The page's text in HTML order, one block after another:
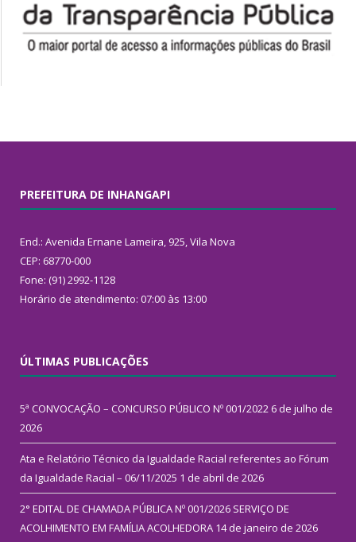
PREFEITURA DE INHANGAPI
End.: Avenida Ernane Lameira, 925, Vila Nova
CEP: 68770-000
Fone: (91) 2992-1128
Horário de atendimento: 07:00 às 13:00
ÚLTIMAS PUBLICAÇÕES
5ª CONVOCAÇÃO – CONCURSO PÚBLICO Nº 001/2022 6 de julho de
2026
Ata e Relatório Técnico da Igualdade Racial referentes ao Fórum
da Igualdade Racial – 06/11/2025 1 de abril de 2026
2° EDITAL DE CHAMADA PÚBLICA Nº 001/2026 SERVIÇO DE
ACOLHIMENTO EM FAMÍLIA ACOLHEDORA 14 de janeiro de 2026